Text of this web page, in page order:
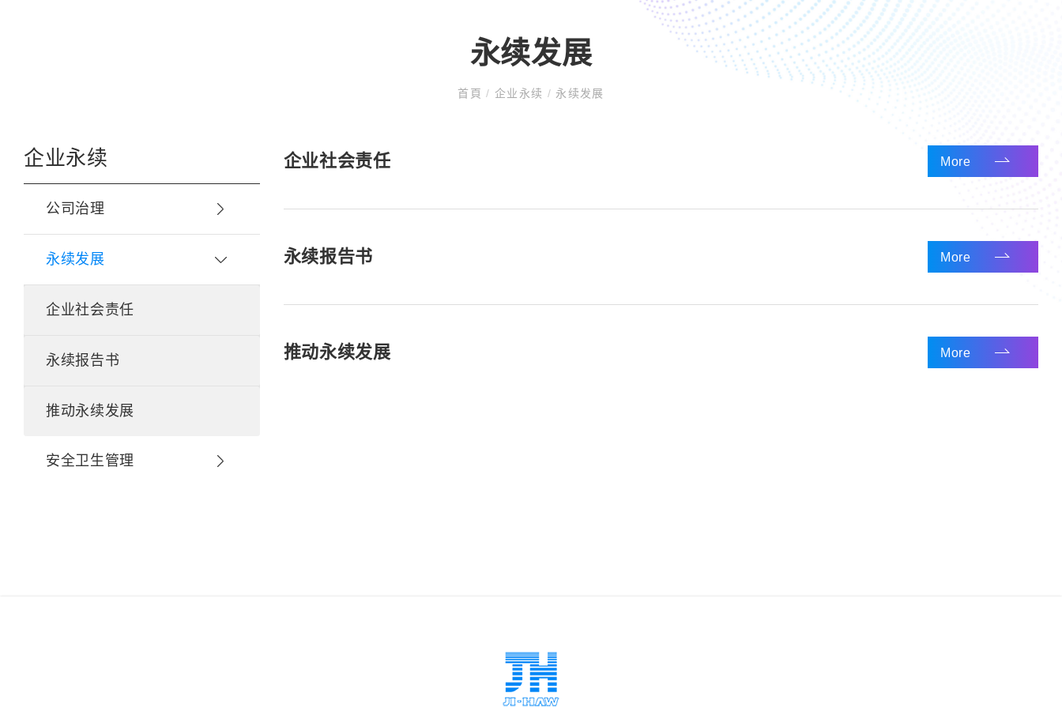
永续发展
首頁/ 企业永续 / 永续发展
企业永续
公司治理
永续发展
企业社会责任
永续报告书
推动永续发展
安全卫生管理
企业社会责任 More
永续报告书 More
推动永续发展 More